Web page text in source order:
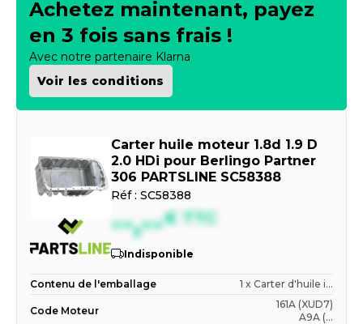
Achetez maintenant, payez
en 3 fois sans frais !
Avec notre partenaire Klarna
Voir les conditions
Carter huile moteur 1.8d 1.9 D
2.0 HDi pour Berlingo Partner
306 PARTSLINE SC58388
Réf : SC58388
--,--€ TTC
Indisponible
Contenu de l'emballage 1 x Carter d'huile i...
Code Moteur
161A (XUD7)
A9A (...